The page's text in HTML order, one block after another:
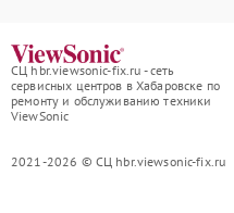
СЦ hbr.viewsonic-fix.ru - сеть
сервисных центров в Хабаровске по
ремонту и обслуживанию техники
ViewSonic
2021-2026 © СЦ hbr.viewsonic-fix.ru